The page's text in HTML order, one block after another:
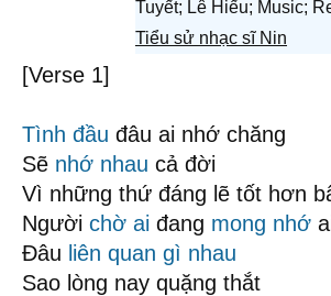
Tuyết; Lê Hiếu; Music;
Tiểu sử nhạc sĩ Nin
[Verse 1]
Tình đầu đâu ai nhớ chăng
Sẽ nhớ nhau cả đời
Vì những thứ đáng lẽ tốt hơn
Người chờ ai đang mong nhớ
Đâu liên quan gì nhau
Sao lòng nay quặng thắt